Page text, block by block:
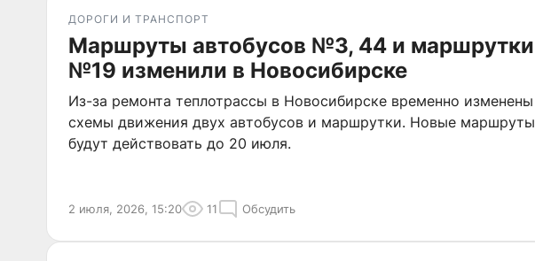
ДОРОГИ И ТРАНСПОРТ
Маршруты автобусов №3, 44 и маршрутки
№19 изменили в Новосибирске
Из-за ремонта теплотрассы в Новосибирске временно изменены
схемы движения двух автобусов и маршрутки. Новые маршруты
будут действовать до 20 июля.
2 июля, 2026, 15:20 11 Обсудить